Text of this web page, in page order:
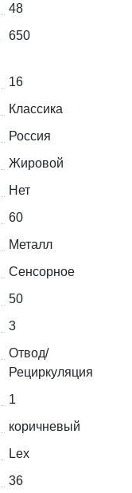
48
650
16
Классика
Россия
Жировой
Нет
60
Металл
Сенсорное
50
3
Отвод/
Рециркуляция
1
коричневый
Lex
36